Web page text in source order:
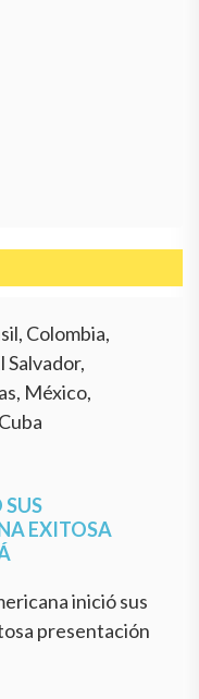
Colombia,
Salvador,
México,
EXITOSA
inició sus
presentación